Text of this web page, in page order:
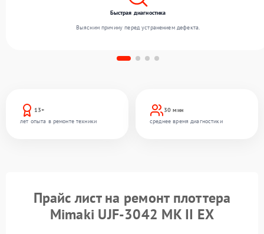
13+
лет опыта в ремонте техники
30 мин
среднее время диагностики
Быстрая диагностика
Выясним причину перед устранением дефекта.
Прайс лист на ремонт плоттера
Mimaki UJF-3042 MK II EX